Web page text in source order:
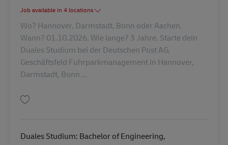
Job available in 4 locations
Wo? Hannover, Darmstadt, Bonn oder Aachen.
Wann? 01.10.2026. Wie lange? 3 Jahre. Starte dein
Duales Studium bei der Deutschen Post AG,
Geschäftsfeld Fuhrparkmanagement in Hannover,
Darmstadt, Bonn ...
Duales Studium: Bachelor of Engineering,